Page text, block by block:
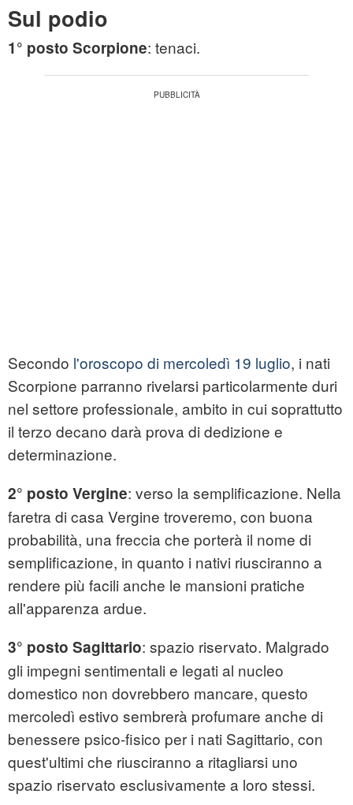
Sul podio
1° posto Scorpione: tenaci.
Secondo l'oroscopo di mercoledì 19 luglio, i nati
Scorpione parranno rivelarsi particolarmente duri
nel settore professionale, ambito in cui soprattutto
il terzo decano darà prova di dedizione e
determinazione.
2° posto Vergine: verso la semplificazione. Nella
faretra di casa Vergine troveremo, con buona
probabilità, una freccia che porterà il nome di
semplificazione, in quanto i nativi riusciranno a
rendere più facili anche le mansioni pratiche
all'apparenza ardue.
3° posto Sagittario: spazio riservato. Malgrado
gli impegni sentimentali e legati al nucleo
domestico non dovrebbero mancare, questo
mercoledì estivo sembrerà profumare anche di
benessere psico-fisico per i nati Sagittario, con
quest'ultimi che riusciranno a ritagliarsi uno
spazio riservato esclusivamente a loro stessi.